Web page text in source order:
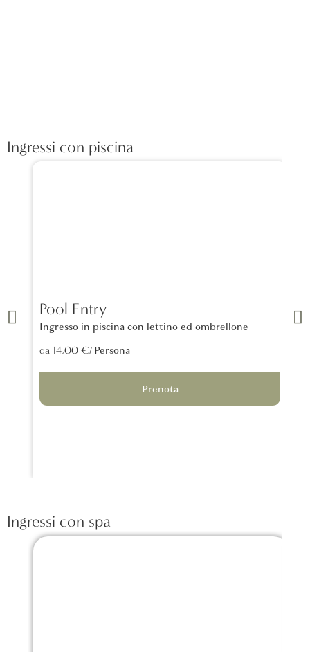
Ingressi con piscina
Pool Entry
Ingresso in piscina con lettino ed ombrellone
da 14,00 €/ Persona
Prenota
Un
Ingressi con spa